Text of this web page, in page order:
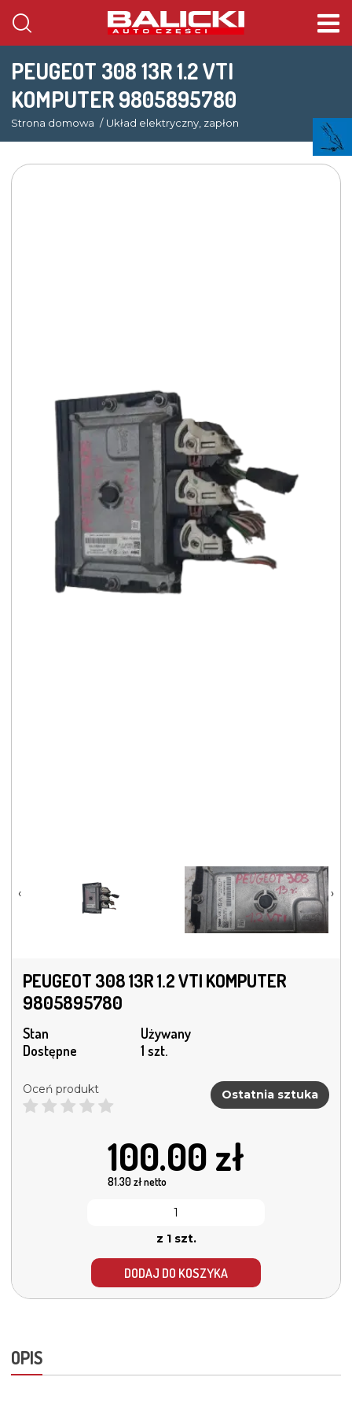
PEUGEOT 308 13R 1.2 VTI
KOMPUTER 9805895780
Strona domowa Układ elektryczny, zapłon
‹ ›
PEUGEOT 308 13R 1.2 VTI KOMPUTER
9805895780
Stan
Używany
Dostępne
1 szt.
Oceń produkt Ostatnia sztuka
100.00 zł
81.30zł netto
z 1 szt.
DODAJ DO KOSZYKA
OPIS